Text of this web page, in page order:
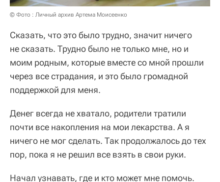
© Фото : Личный архив Артема Моисеенко
Сказать, что это было трудно, значит ничего
не сказать. Трудно было не только мне, но и
моим родным, которые вместе со мной прошли
через все страдания, и это было громадной
поддержкой для меня.
Денег всегда не хватало, родители тратили
почти все накопления на мои лекарства. А я
ничего не мог сделать. Так продолжалось до тех
пор, пока я не решил все взять в свои руки.
Начал узнавать, где и кто может мне помочь.